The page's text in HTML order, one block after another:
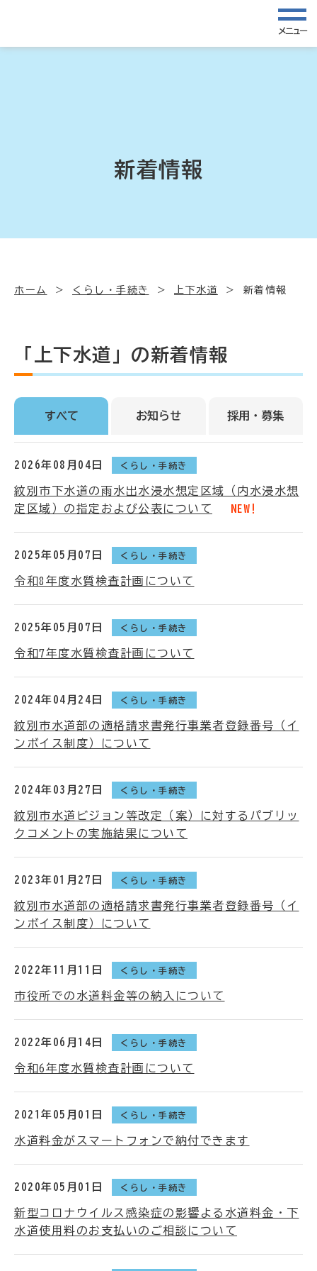
メニュー
新着情報
ホーム くらし・手続き 上下水道 新着情報
「上下水道」の新着情報
すべて お知らせ 採用・募集
2026年08月04日 くらし・手続き
紋別市下水道の雨水出水浸水想定区域（内水浸水想
定区域）の指定および公表について
NEW!
2025年05月07日 くらし・手続き
令和8年度水質検査計画について
2025年05月07日 くらし・手続き
令和7年度水質検査計画について
2024年04月24日 くらし・手続き
紋別市水道部の適格請求書発行事業者登録番号（イ
ンボイス制度）について
2024年03月27日 くらし・手続き
紋別市水道ビジョン等改定（案）に対するパブリッ
クコメントの実施結果について
2023年01月27日 くらし・手続き
紋別市水道部の適格請求書発行事業者登録番号（イ
ンボイス制度）について
2022年11月11日 くらし・手続き
市役所での水道料金等の納入について
2022年06月14日 くらし・手続き
令和6年度水質検査計画について
2021年05月01日 くらし・手続き
水道料金がスマートフォンで納付できます
2020年05月01日 くらし・手続き
新型コロナウイルス感染症の影響よる水道料金・下
水道使用料のお支払いのご相談について